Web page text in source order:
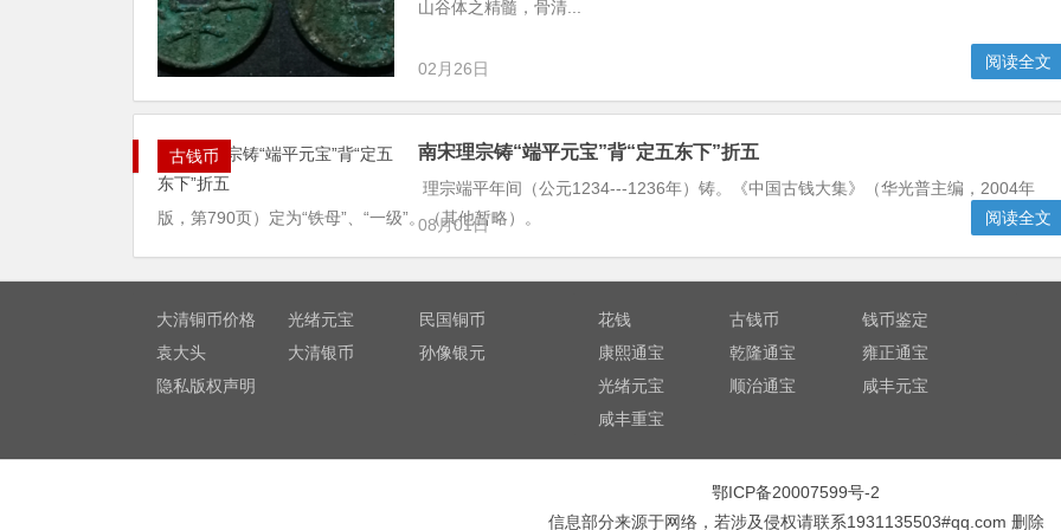
山谷体之精髓，骨清...
02月26日 阅读全文
古钱币 南宋理宗铸“端平元宝”背“定五东下”折五
理宗端平年间（公元1234---1236年）铸。《中国古钱大集》（华光普主编，2004年
版，第790页）定为“铁母”、“一级”。（其他暂略）。
08月01日 阅读全文
大清铜币价格 光绪元宝
民国铜币
袁大头
大清银币
孙像银元
隐私版权声明
花钱 古钱币
钱币鉴定
康熙通宝
乾隆通宝
雍正通宝
光绪元宝
顺治通宝
咸丰元宝
咸丰重宝
鄂ICP备20007599号-2
信息部分来源于网络，若涉及侵权请联系1931135503#qq.com 删除